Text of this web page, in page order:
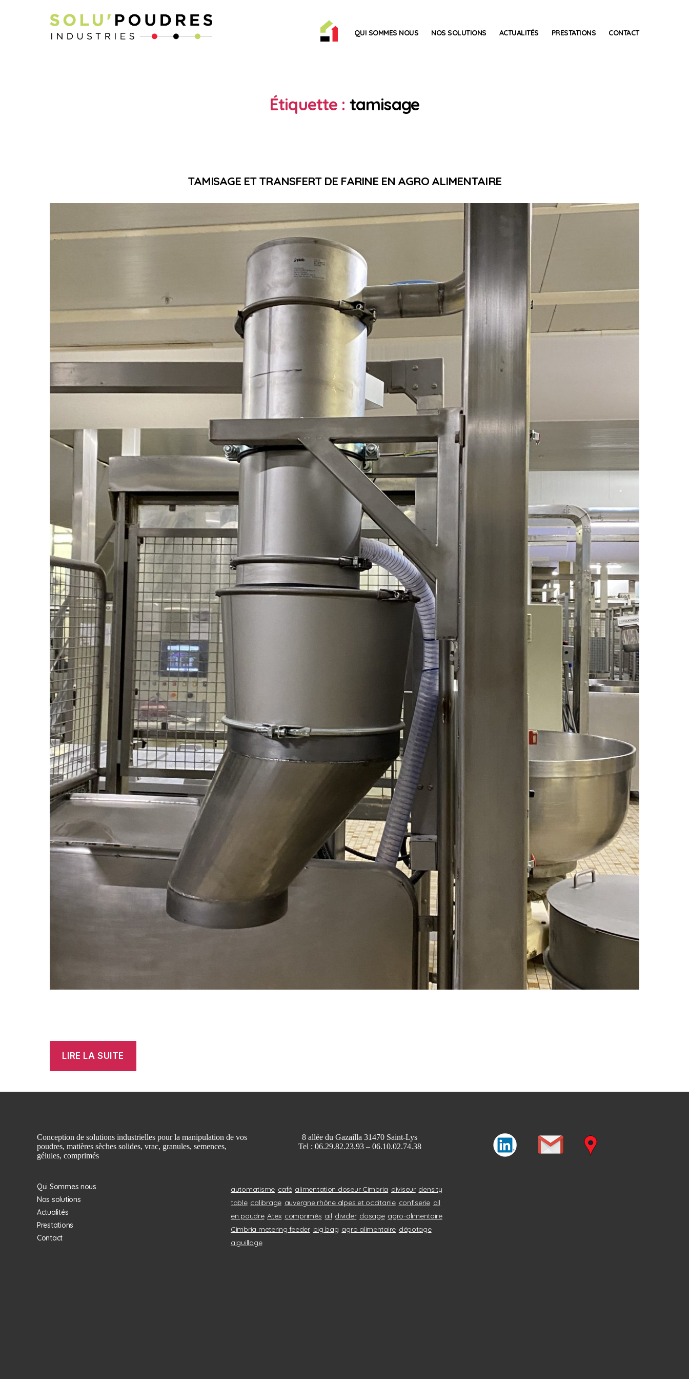
QUI SOMMES NOUS NOS SOLUTIONS ACTUALITÉS PRESTATIONS CONTACT
Étiquette : tamisage
TAMISAGE ET TRANSFERT DE FARINE EN AGRO ALIMENTAIRE
LIRE LA SUITE
TRANSFERT
DE
ALIMENTAIRE »
Conception de solutions industrielles pour la manipulation de vos
poudres, matières sèches solides, vrac, granules, semences,
gélules, comprimés
8 allée du Gazailla 31470 Saint-Lys
Tel : 06.29.82.23.93 – 06.10.02.74.38
Qui Sommes nous
Nos solutions
Actualités
Prestations
Contact
automatisme café alimentation doseur Cimbria diviseur density
table calibrage auvergne rhône alpes et occitanie confiserie ail
en poudre Atex comprimés ail divider dosage agro-alimentaire
Cimbria metering feeder big bag agro alimentaire dépotage
aiguillage